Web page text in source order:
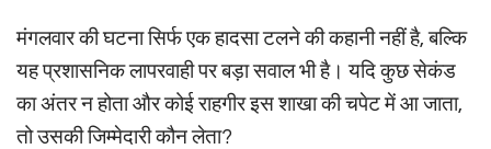
मंगलवार की घटना सिर्फ एक हादसा टलने की कहानी नहीं है, बल्कि
यह प्रशासनिक लापरवाही पर बड़ा सवाल भी है। यदि कुछ सेकंड
का अंतर न होता और कोई राहगीर इस शाखा की चपेट में आ जाता,
तो उसकी जिम्मेदारी कौन लेता?